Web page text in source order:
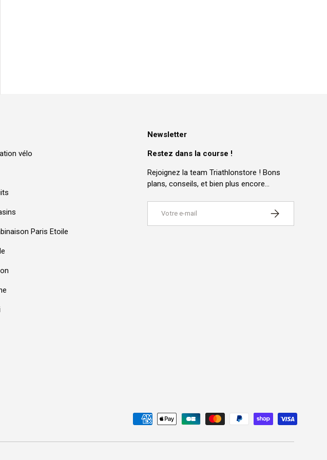
vélo
Paris Etoile
Newsletter
Restez dans la course !
Rejoignez la team Triathlonstore ! Bons
plans, conseils, et bien plus encore…
S’INSCRIRE